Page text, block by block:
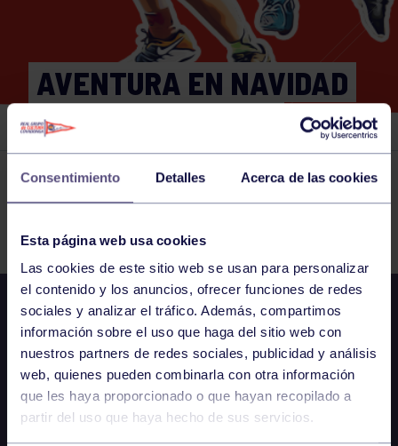
Consentimiento Detalles Acerca de las cookies
Esta página web usa cookies
Las cookies de este sitio web se usan para personalizar
el contenido y los anuncios, ofrecer funciones de redes
sociales y analizar el tráfico. Además, compartimos
información sobre el uso que haga del sitio web con
nuestros partners de redes sociales, publicidad y análisis
web, quienes pueden combinarla con otra información
que les haya proporcionado o que hayan recopilado a
partir del uso que haya hecho de sus servicios.
AVENTURA EN NAVIDAD
26 Y 27 DICIEMBRE